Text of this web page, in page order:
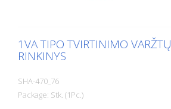
1VA TIPO TVIRTINIMO VARŽTŲ
RINKINYS
SHA-470_76
Package: Stk. (1Pc.)